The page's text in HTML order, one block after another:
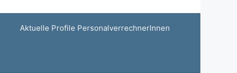
Aktuelle Profile PersonalverrechnerInnen